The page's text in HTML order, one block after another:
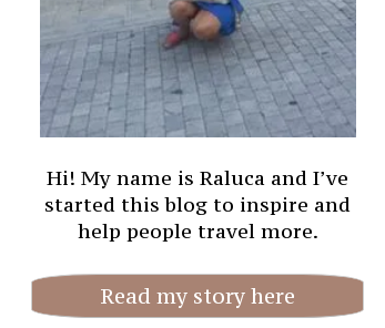
Hi! My name is Raluca and I’ve
started this blog to inspire and
help people travel more.
Read my story here